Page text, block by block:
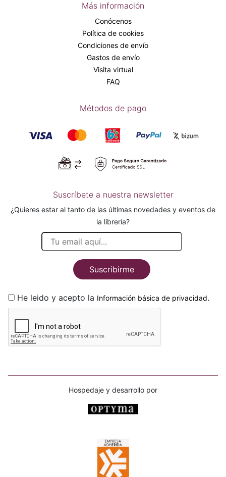
Más información
Conócenos
Política de cookies
Condiciones de envío
Gastos de envío
Visita virtual
FAQ
Métodos de pago
Suscríbete a nuestra newsletter
¿Quieres estar al tanto de las últimas novedades y eventos de
la librería?
Suscribirme
He leido y acepto la Información básica de privacidad.
Hospedaje y desarrollo por